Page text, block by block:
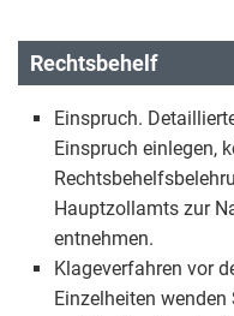
Rechtsbehelf
Einspruch.
Einspruch einlegen,
Hauptzollamts zur
entnehmen.
Klageverfahren vor
Einzelheiten